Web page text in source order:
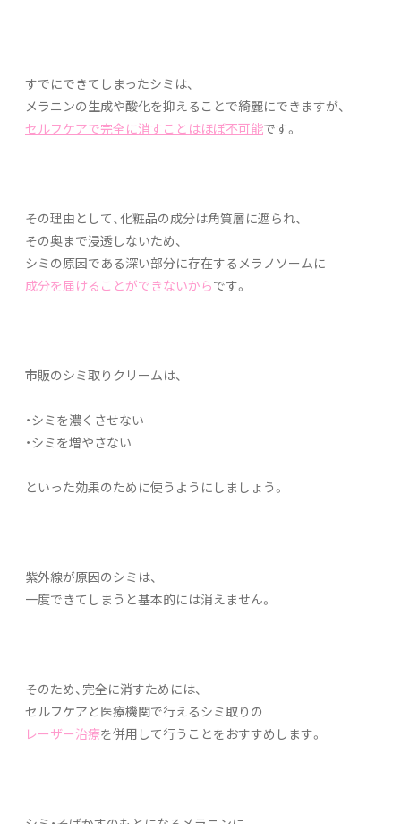
すでにできてしまったシミは、
メラニンの生成や酸化を抑えることで綺麗にできますが、
セルフケアで完全に消すことはほぼ不可能です。
その理由として、化粧品の成分は角質層に遮られ、
その奥まで浸透しないため、
シミの原因である深い部分に存在するメラノソームに
成分を届けることができないからです。
市販のシミ取りクリームは、
・シミを濃くさせない
・シミを増やさない
といった効果のために使うようにしましょう。
紫外線が原因のシミは、
一度できてしまうと基本的には消えません。
そのため、完全に消すためには、
セルフケアと医療機関で行えるシミ取りの
レーザー治療を併用して行うことをおすすめします。